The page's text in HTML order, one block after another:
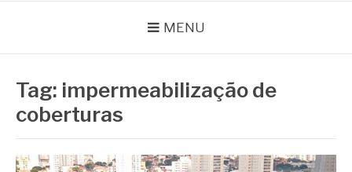
MENU
Tag: impermeabilização de
coberturas